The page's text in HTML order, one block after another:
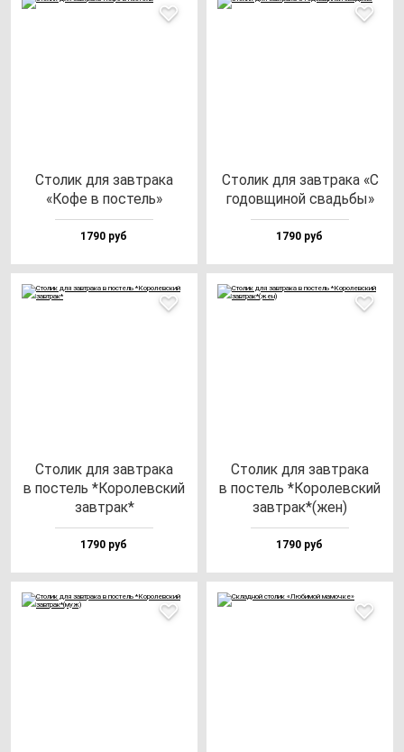
Сто­лик для зав­тра­ка
«Кофе в пос­тель»
1790 руб
Сто­лик для зав­тра­ка «С
го­дов­щи­ной свадь­бы»
1790 руб
Сто­лик для зав­тра­ка
в пос­тель *Коро­лев­ский
зав­трак*
1790 руб
Сто­лик для зав­тра­ка
в пос­тель *Коро­лев­ский
зав­трак*(жен)
1790 руб